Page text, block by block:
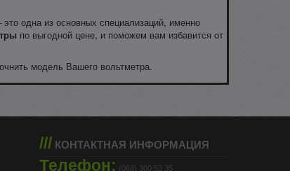
одна из основных специализаций, именно
по выгодной цене, и поможем вам избавится от
модель Вашего вольтметра.
/// КОНТАКТНАЯ ИНФОРМАЦИЯ
Телефон: (068) 300 53 35